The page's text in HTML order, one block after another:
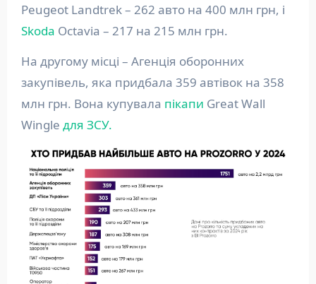
Peugeot Landtrek – 262 авто на 400 млн грн, і
Skoda Octavia – 217 на 215 млн грн.
На другому місці – Агенція оборонних
закупівель, яка придбала 359 автівок на 358
млн грн. Вона купувала пікапи Great Wall
Wingle для ЗСУ.